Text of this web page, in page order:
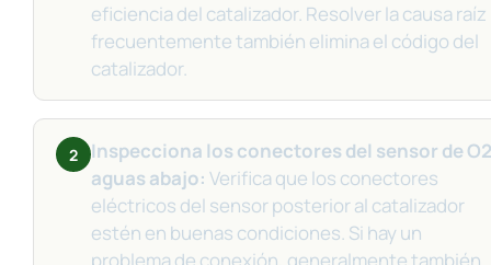
eficiencia del catalizador. Resolver la causa raíz
frecuentemente también elimina el código del
catalizador.
2
Inspecciona los conectores del sensor de O2
aguas abajo: Verifica que los conectores
eléctricos del sensor posterior al catalizador
estén en buenas condiciones. Si hay un